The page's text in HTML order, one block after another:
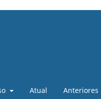
Atual Anteriores